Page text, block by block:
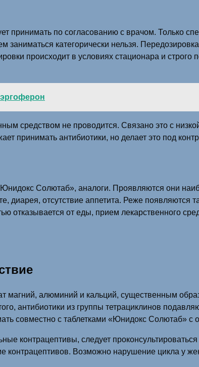
принимать по согласованию с врачом. Только
заниматься категорически нельзя.
происходит в условиях стационара и
средством не проводится. Связано это с
принимать антибиотики, но делает это под
Солютаб», аналоги. Проявляются они
диарея, отсутствие аппетита. Реже
отказывается от еды, прием лекарственного
магний, алюминий и кальций, существенным
антибиотики из группы тетрациклинов
совместно с таблетками «Юнидокс Солютаб» с
контрацептивы, следует
контрацептивов. Возможно нарушение цикла у